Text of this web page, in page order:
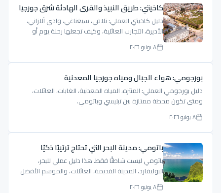
كاخيتي: طريق النبيذ والقرى الهادئة شرق جورجيا
دليل كاخيتي العملي: تلافي، سيغناغي، وادي ألازاني،
الأديرة، التجارب العائلية، وكيف تجعلها رحلة يوم أو
ليلتين.
٨ يونيو ٢٠٢٦
بورجومي: هواء الجبال ومياه جورجيا المعدنية
دليل بورجومي العملي: المنتزه، المياه المعدنية، الغابات، العائلات،
ومتى تكون محطة ممتازة بين تبليسي وباتومي.
٨ يونيو ٢٠٢٦
باتومي: مدينة البحر التي تحتاج ترتيبًا ذكيًا
باتومي ليست شاطئًا فقط. هذا دليل عملي للبحر،
البوليفارد، المدينة القديمة، العائلات، والموسم الأفضل
لزيارة باتومي.
٨ يونيو ٢٠٢٦